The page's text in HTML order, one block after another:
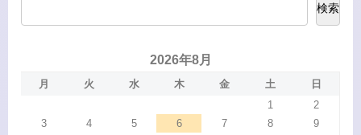
検索
2026年8月
月 火 水 木 金 土
日
1
2
3
4 5 6 7 8
9